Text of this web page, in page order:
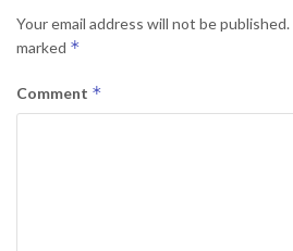
Your email address will not be published.
marked *
Comment *